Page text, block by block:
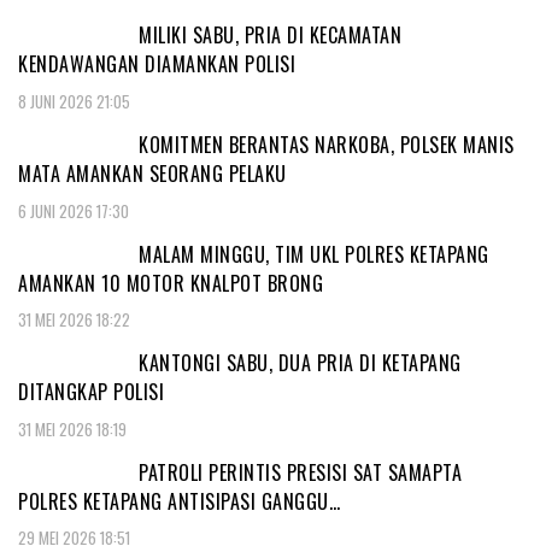
MILIKI SABU, PRIA DI KECAMATAN
KENDAWANGAN DIAMANKAN POLISI
8 JUNI 2026 21:05
KOMITMEN BERANTAS NARKOBA, POLSEK MANIS
MATA AMANKAN SEORANG PELAKU
6 JUNI 2026 17:30
MALAM MINGGU, TIM UKL POLRES KETAPANG
AMANKAN 10 MOTOR KNALPOT BRONG
31 MEI 2026 18:22
KANTONGI SABU, DUA PRIA DI KETAPANG
DITANGKAP POLISI
31 MEI 2026 18:19
PATROLI PERINTIS PRESISI SAT SAMAPTA
POLRES KETAPANG ANTISIPASI GANGGU…
29 MEI 2026 18:51